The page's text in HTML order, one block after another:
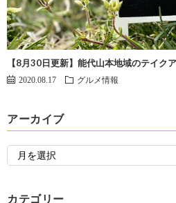
【8月30日更新】能代山本地域のテイク
2020.08.17 グルメ情報
アーカイブ
カテゴリー